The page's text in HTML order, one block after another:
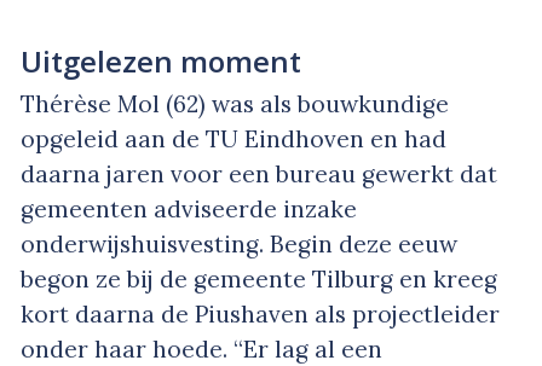
Uitgelezen moment
Thérèse Mol (62) was als bouwkundige
opgeleid aan de TU Eindhoven en had
daarna jaren voor een bureau gewerkt dat
gemeenten adviseerde inzake
onderwijshuisvesting. Begin deze eeuw
begon ze bij de gemeente Tilburg en kreeg
kort daarna de Piushaven als projectleider
onder haar hoede. “Er lag al een